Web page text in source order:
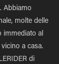
Abbiamo
molte delle
immediato al
a casa.
di